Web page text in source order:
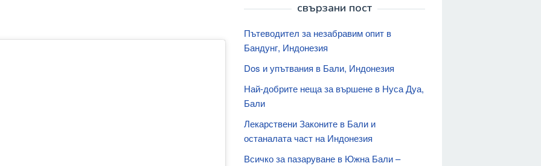
свързани пост
Пътеводител за незабравим опит в
Бандунг, Индонезия
Dos и упътвания в Бали, Индонезия
Най-добрите неща за вършене в Нуса Дуа,
Бали
Лекарствени Законите в Бали и
останалата част на Индонезия
Всичко за пазаруване в Южна Бали –